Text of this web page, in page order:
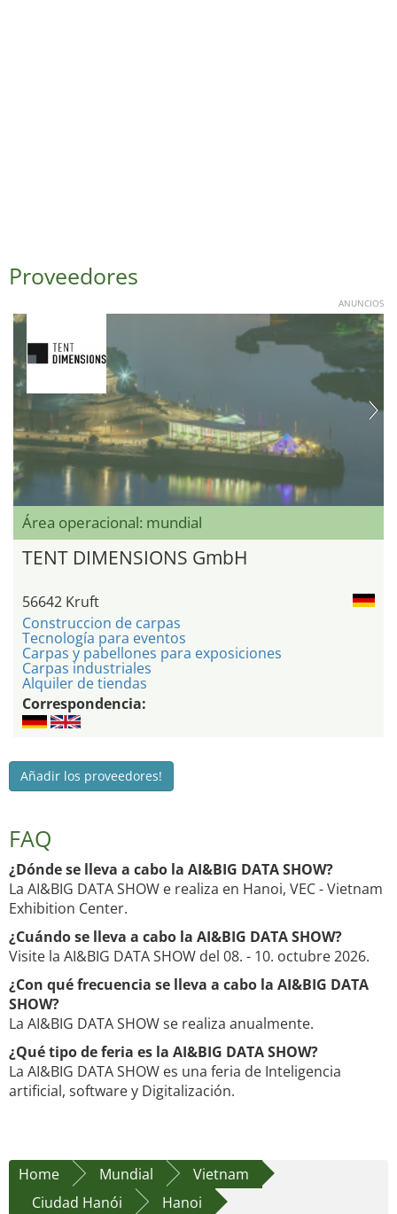
Proveedores
ANUNCIOS
Área operacional: mundial
TENT DIMENSIONS GmbH
56642 Kruft
Construccion de carpas
Tecnología para eventos
Carpas y pabellones para exposiciones
Carpas industriales
Alquiler de tiendas
Correspondencia:
Añadir los proveedores!
FAQ
¿Dónde se lleva a cabo la AI&BIG DATA SHOW?
La AI&BIG DATA SHOW e realiza en Hanoi, VEC - Vietnam
Exhibition Center.
¿Cuándo se lleva a cabo la AI&BIG DATA SHOW?
Visite la AI&BIG DATA SHOW del 08. - 10. octubre 2026.
¿Con qué frecuencia se lleva a cabo la AI&BIG DATA
SHOW?
La AI&BIG DATA SHOW se realiza anualmente.
¿Qué tipo de feria es la AI&BIG DATA SHOW?
La AI&BIG DATA SHOW es una feria de Inteligencia
artificial, software y Digitalización.
Home Mundial
Vietnam
Ciudad Hanói
Hanoi